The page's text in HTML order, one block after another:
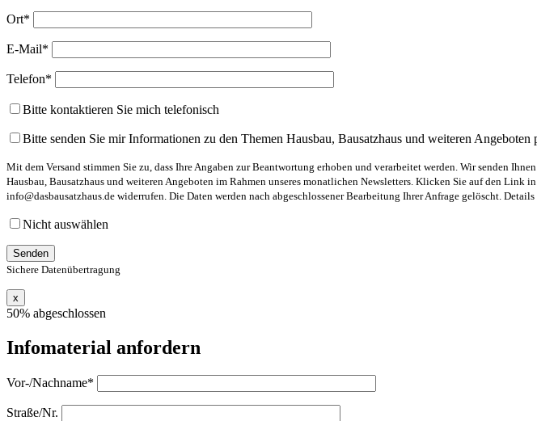
Ort*
E-Mail*
Telefon*
Bitte kontaktieren Sie mich telefonisch
Bitte senden Sie mir Informationen zu den Themen Hausbau, Bausatzhaus und weiteren Angeboten
Mit dem Versand stimmen Sie zu, dass Ihre Angaben zur Beantwortung erhoben und verarbeitet werden. Wir senden
Hausbau, Bausatzhaus und weiteren Angeboten im Rahmen unseres monatlichen Newsletters. Klicken Sie auf den
info@dasbausatzhaus.de widerrufen. Die Daten werden nach abgeschlossener Bearbeitung Ihrer Anfrage gelöscht.
Nicht auswählen
Sichere Datenübertragung
x
50% abgeschlossen
Infomaterial anfordern
Vor-/Nachname*
Straße/Nr.